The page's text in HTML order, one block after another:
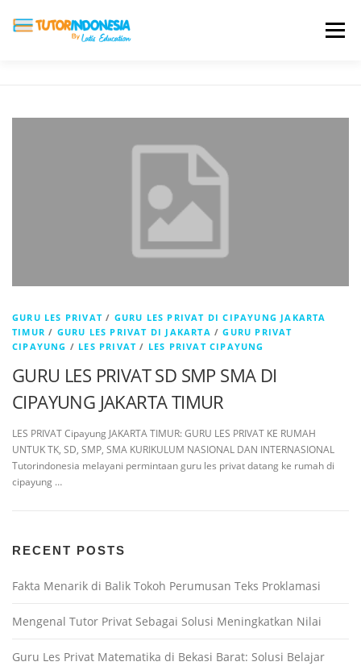
Menu
TESTIMONI PROFIL ALUMNI
DAFTAR SEKOLAH
GURU LES PRIVAT / GURU LES PRIVAT DI CIPAYUNG JAKARTA
TIMUR / GURU LES PRIVAT DI JAKARTA /GURU PRIVAT
CIPAYUNG / LES PRIVAT / LES PRIVAT CIPAYUNG
GURU LES PRIVAT SD SMP SMA DI
CIPAYUNG JAKARTA TIMUR
LES PRIVAT Cipayung JAKARTA TIMUR: GURU LES PRIVAT KE RUMAH
UNTUK TK, SD, SMP, SMA KURIKULUM NASIONAL DAN INTERNASIONAL
Tutorindonesia melayani permintaan guru les privat datang ke rumah di
cipayung …
RECENT POSTS
Fakta Menarik di Balik Tokoh Perumusan Teks Proklamasi
Mengenal Tutor Privat Sebagai Solusi Meningkatkan Nilai
Guru Les Privat Matematika di Bekasi Barat: Solusi Belajar